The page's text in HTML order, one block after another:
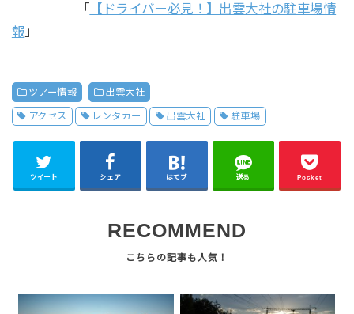
「
【ドライバー必見！】出雲大社の駐車場情
報 」
ツアー情報 出雲大社
アクセス レンタカー 出雲大社 駐車場
ツイート シェア はてブ 送る Pocket
RECOMMEND